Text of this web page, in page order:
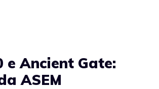
e Ancient Gate:
ASEM